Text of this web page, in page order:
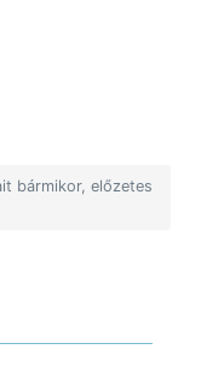
bármikor, előzetes